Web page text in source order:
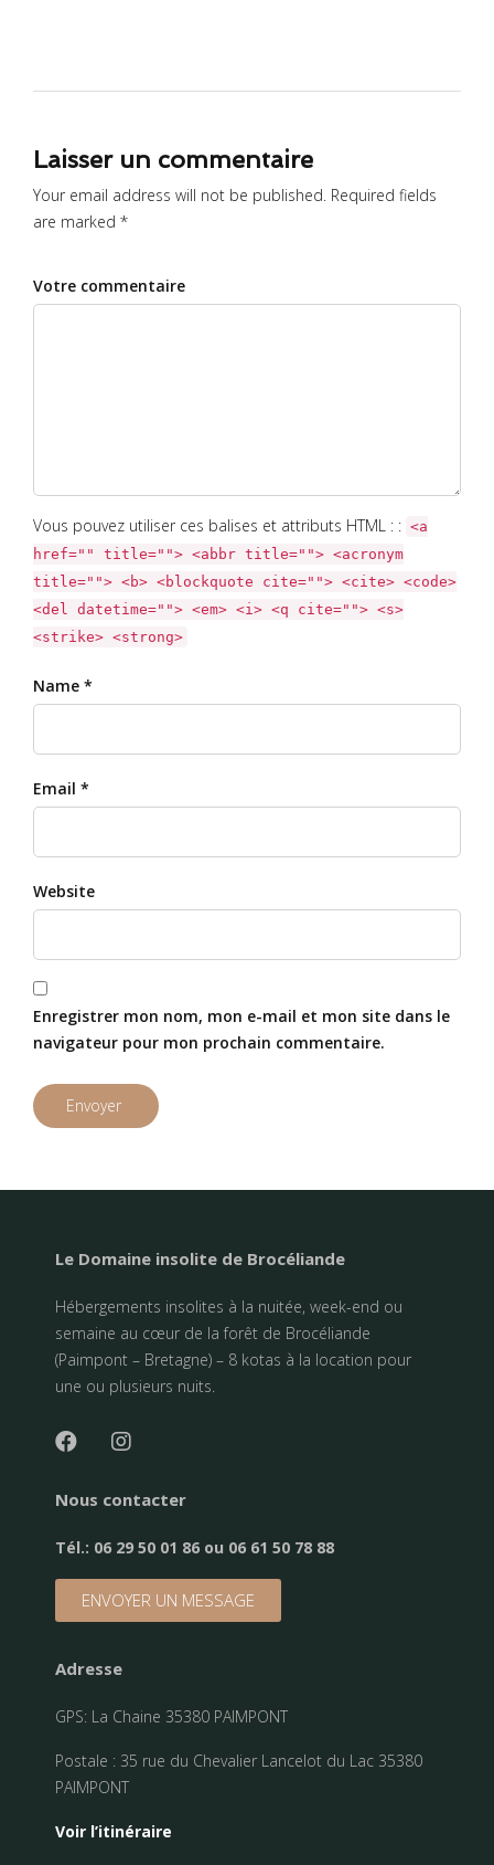
Laisser un commentaire
Your email address will not be published. Required fields
are marked *
Votre commentaire
Vous pouvez utiliser ces balises et attributs HTML : : <a
href="" title=""> <abbr title=""> <acronym
title=""> <b> <blockquote cite=""> <cite> <code>
<del datetime=""> <em> <i> <q cite=""> <s>
<strike> <strong>
Name *
Email *
Website
Enregistrer mon nom, mon e-mail et mon site dans le
navigateur pour mon prochain commentaire.
Le Domaine insolite de Brocéliande
Hébergements insolites à la nuitée, week-end ou
semaine au cœur de la forêt de Brocéliande
(Paimpont – Bretagne) – 8 kotas à la location pour
une ou plusieurs nuits.
Nous contacter
Tél.: 06 29 50 01 86 ou 06 61 50 78 88
ENVOYER UN MESSAGE
Adresse
GPS: La Chaine 35380 PAIMPONT
Postale : 35 rue du Chevalier Lancelot du Lac 35380
PAIMPONT
Voir l’itinéraire